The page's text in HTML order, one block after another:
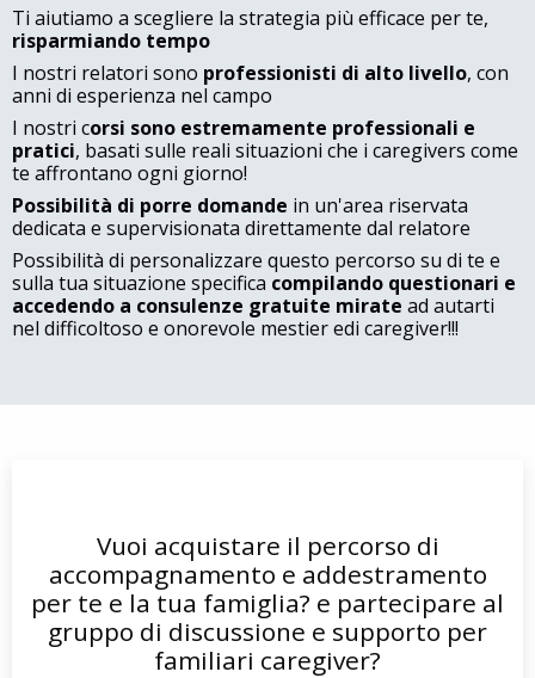
​Ti aiutiamo a scegliere la strategia più efficace per te,
risparmiando tempo
​I nostri relatori sono professionisti di alto livello, con
anni di esperienza nel campo
​I nostri corsi sono estremamente professionali e
pratici, basati sulle reali situazioni che i caregivers come
te affrontano ogni giorno!
​Possibilità di porre domande in un'area riservata
dedicata e supervisionata direttamente dal relatore
Possibilità di personalizzare questo percorso su di te e
sulla tua situazione specifica compilando questionari e
accedendo a consulenze gratuite mirate ad autarti
nel difficoltoso e onorevole mestier edi caregiver!!!
Vuoi acquistare il percorso di
accompagnamento e addestramento
per te e la tua famiglia? e partecipare al
gruppo di discussione e supporto per
familiari caregiver?